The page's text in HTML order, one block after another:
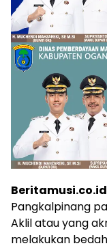
Pangkalpinang
Aklil atau yang
melakukan